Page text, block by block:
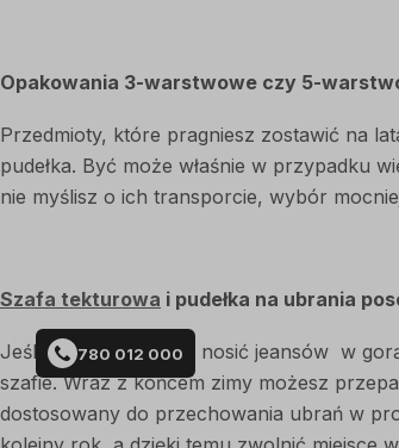
780 012 000
Opakowania 3-warstwowe czy 5-
Przedmioty, które pragniesz zostawić na
pudełka. Być może właśnie w przypadku
nie myślisz o ich transporcie, wybór
Szafa tekturowa i pudełka na ubrania
Jeśli nie masz ochoty nosić jeansów w
szafie. Wraz z końcem zimy możesz
dostosowany do przechowania ubrań w